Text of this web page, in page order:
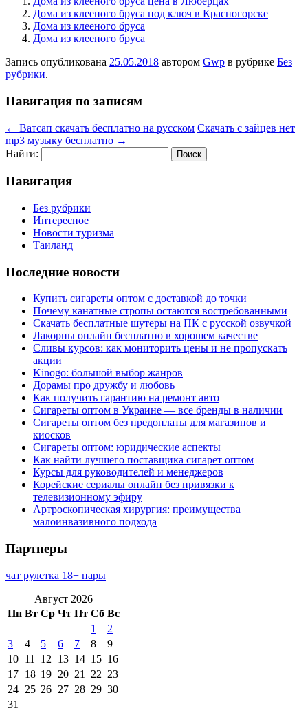
Дома из клееного бруса под ключ в Красногорске
Дома из клееного бруса
Дома из клееного бруса
Запись опубликована 25.05.2018 автором Gwp в рубрике Без
рубрики.
Навигация по записям
← Ватсап скачать бесплатно на русском Скачать с зайцев нет
mp3 музыку бесплатно →
Найти:
Навигация
Без рубрики
Интересное
Новости туризма
Таиланд
Последние новости
Купить сигареты оптом с доставкой до точки
Почему канатные стропы остаются востребованными
Скачать бесплатные шутеры на ПК с русской озвучкой
Лакорны онлайн бесплатно в хорошем качестве
Сливы курсов: как мониторить цены и не пропускать
акции
Kinogo: большой выбор жанров
Дорамы про дружбу и любовь
Как получить гарантию на ремонт авто
Сигареты оптом в Украине — все бренды в наличии
Сигареты оптом без предоплаты для магазинов и
киосков
Сигареты оптом: юридические аспекты
Как найти лучшего поставщика сигарет оптом
Курсы для руководителей и менеджеров
Корейские сериалы онлайн без привязки к
телевизионному эфиру
Артроскопическая хирургия: преимущества
малоинвазивного подхода
Партнеры
чат рулетка 18+ пары
Август 2026
Пн Вт Ср Чт Пт Сб Вс
1
2
3
4 5 6 7 8
9
10 11 12 13 14 15 16
17 18 19 20 21 22 23
24 25 26 27 28 29 30
31